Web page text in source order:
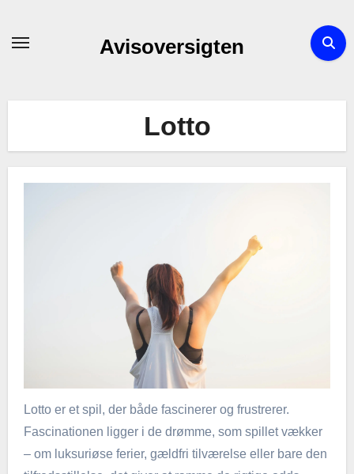
Avisoversigten
Lotto
Lotto er et spil, der både fascinerer og frustrerer.
Fascinationen ligger i de drømme, som spillet vækker
– om luksuriøse ferier, gældfri tilværelse eller bare den